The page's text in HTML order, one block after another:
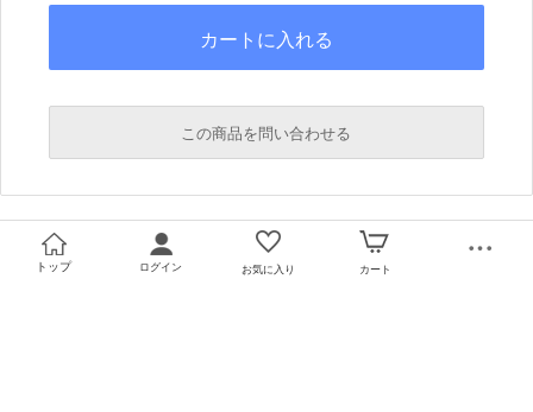
この商品を問い合わせる
トップ ログイン お気に入り カート